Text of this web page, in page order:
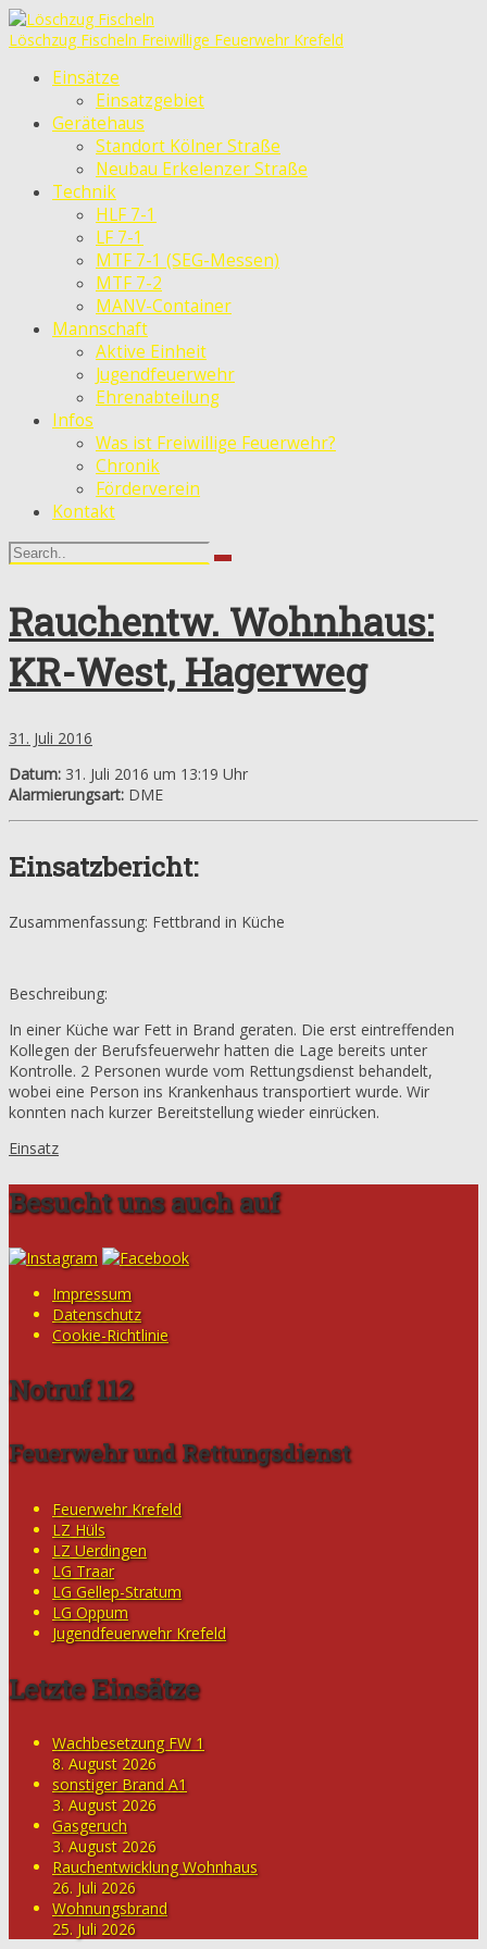
Löschzug Fischeln Freiwillige Feuerwehr Krefeld
Einsätze
Einsatzgebiet
Gerätehaus
Standort Kölner Straße
Neubau Erkelenzer Straße
Technik
HLF 7-1
LF 7-1
MTF 7-1 (SEG-Messen)
MTF 7-2
MANV-Container
Mannschaft
Aktive Einheit
Jugendfeuerwehr
Ehrenabteilung
Infos
Was ist Freiwillige Feuerwehr?
Chronik
Förderverein
Kontakt
Rauchentw. Wohnhaus:
KR-West, Hagerweg
31. Juli 2016
Datum: 31. Juli 2016 um 13:19 Uhr
Alarmierungsart: DME
Einsatzbericht:
Zusammenfassung: Fettbrand in Küche
Beschreibung:
In einer Küche war Fett in Brand geraten. Die erst eintreffenden
Kollegen der Berufsfeuerwehr hatten die Lage bereits unter
Kontrolle. 2 Personen wurde vom Rettungsdienst behandelt,
wobei eine Person ins Krankenhaus transportiert wurde. Wir
konnten nach kurzer Bereitstellung wieder einrücken.
Einsatz
Besucht uns auch auf
Impressum
Datenschutz
Cookie-Richtlinie
Notruf 112
Feuerwehr und Rettungsdienst
Feuerwehr Krefeld
LZ Hüls
LZ Uerdingen
LG Traar
LG Gellep-Stratum
LG Oppum
Jugendfeuerwehr Krefeld
Letzte Einsätze
Wachbesetzung FW 1
8. August 2026
sonstiger Brand A1
3. August 2026
Gasgeruch
3. August 2026
Rauchentwicklung Wohnhaus
26. Juli 2026
Wohnungsbrand
25. Juli 2026